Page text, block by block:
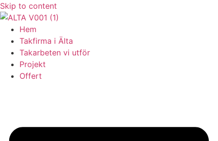
Skip to content
Hem
Takfirma i Älta
Takarbeten vi utför
Projekt
Offert